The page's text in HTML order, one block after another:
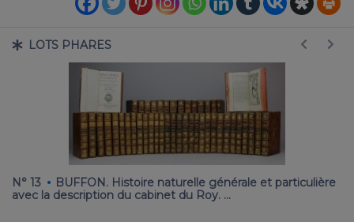
LOTS PHARES
N° 13 · BUFFON. Histoire naturelle générale et particulière
avec la description du cabinet du Roy. …